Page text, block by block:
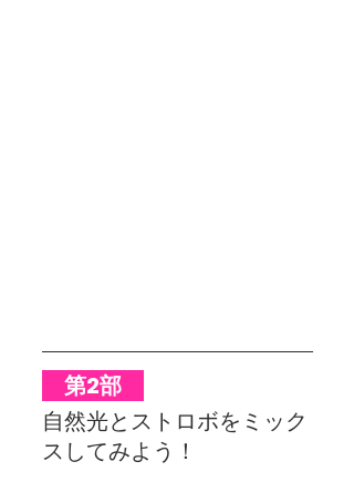
第2部
自然光とストロボをミック
スしてみよう！